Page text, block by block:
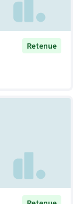
Retenue